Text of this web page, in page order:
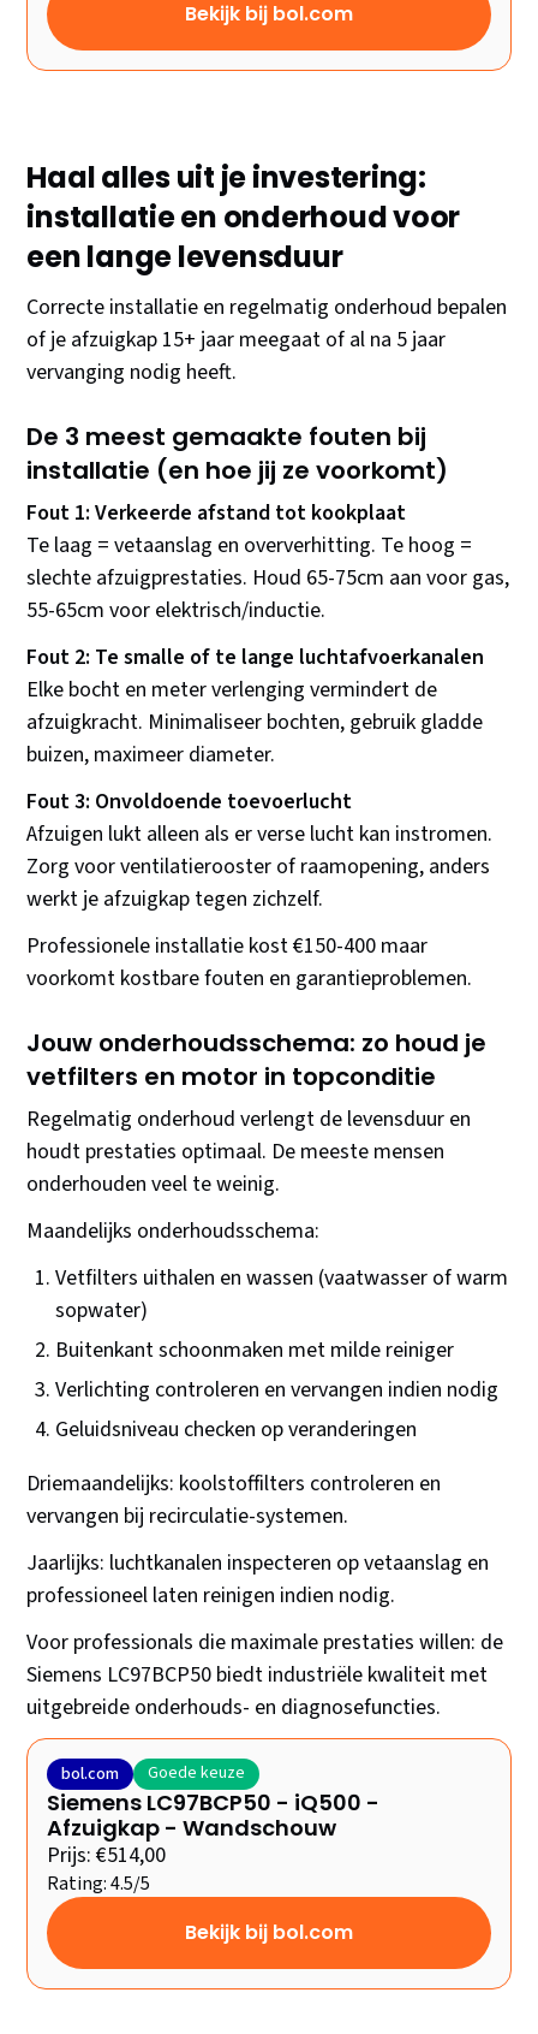
Bekijk bij bol.com
Haal alles uit je investering:
installatie en onderhoud voor
een lange levensduur
Correcte installatie en regelmatig onderhoud bepalen
of je afzuigkap 15+ jaar meegaat of al na 5 jaar
vervanging nodig heeft.
De 3 meest gemaakte fouten bij
installatie (en hoe jij ze voorkomt)
Fout 1: Verkeerde afstand tot kookplaat
Te laag = vetaanslag en oververhitting. Te hoog =
slechte afzuigprestaties. Houd 65-75cm aan voor gas,
55-65cm voor elektrisch/inductie.
Fout 2: Te smalle of te lange luchtafvoerkanalen
Elke bocht en meter verlenging vermindert de
afzuigkracht. Minimaliseer bochten, gebruik gladde
buizen, maximeer diameter.
Fout 3: Onvoldoende toevoerlucht
Afzuigen lukt alleen als er verse lucht kan instromen.
Zorg voor ventilatierooster of raamopening, anders
werkt je afzuigkap tegen zichzelf.
Professionele installatie kost €150-400 maar
voorkomt kostbare fouten en garantieproblemen.
Jouw onderhoudsschema: zo houd je
vetfilters en motor in topconditie
Regelmatig onderhoud verlengt de levensduur en
houdt prestaties optimaal. De meeste mensen
onderhouden veel te weinig.
Maandelijks onderhoudsschema:
Vetfilters uithalen en wassen (vaatwasser of warm
sopwater)
Buitenkant schoonmaken met milde reiniger
Verlichting controleren en vervangen indien nodig
Geluidsniveau checken op veranderingen
Driemaandelijks: koolstoffilters controleren en
vervangen bij recirculatie-systemen.
Jaarlijks: luchtkanalen inspecteren op vetaanslag en
professioneel laten reinigen indien nodig.
Voor professionals die maximale prestaties willen: de
Siemens LC97BCP50 biedt industriële kwaliteit met
uitgebreide onderhouds- en diagnosefuncties.
bol.com Goede keuze
Siemens LC97BCP50 - iQ500 -
Afzuigkap - Wandschouw
Prijs: €514,00
Rating: 4.5/5
Bekijk bij bol.com